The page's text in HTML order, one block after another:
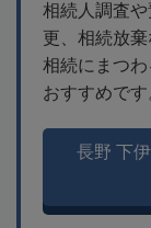
相続人調査
更、相続放棄
相続にまつ
おすすめです
長野 下